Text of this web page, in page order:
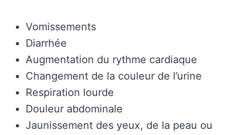
Vomissements
Diarrhée
Augmentation du rythme cardiaque
Changement de la couleur de l’urine
Respiration lourde
Douleur abdominale
Jaunissement des yeux, de la peau ou